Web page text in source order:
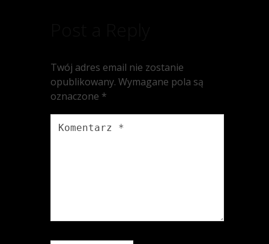
Twój adres email nie zostanie
opublikowany. Wymagane pola są
oznaczone *